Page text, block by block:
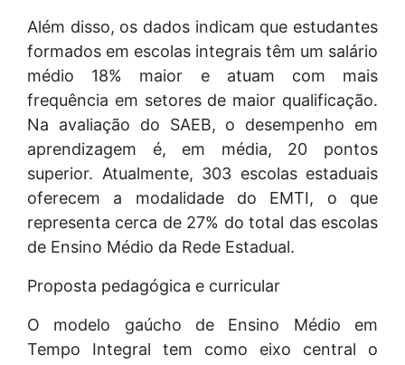
Além disso, os dados indicam que estudantes
formados em escolas integrais têm um salário
médio 18% maior e atuam com mais
frequência em setores de maior qualificação.
Na avaliação do SAEB, o desempenho em
aprendizagem é, em média, 20 pontos
superior. Atualmente, 303 escolas estaduais
oferecem a modalidade do EMTI, o que
representa cerca de 27% do total das escolas
de Ensino Médio da Rede Estadual.
Proposta pedagógica e curricular
O modelo gaúcho de Ensino Médio em
Tempo Integral tem como eixo central o